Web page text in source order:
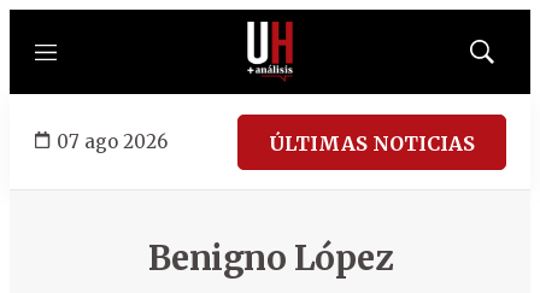
Menú
Mostrar
07 ago 2026 ÚLTIMAS NOTICIAS
Benigno López